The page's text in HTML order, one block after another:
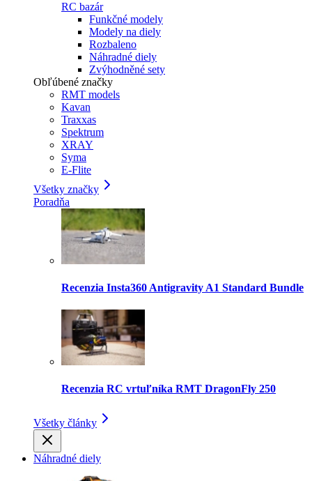
RC bazár
Funkčné modely
Modely na diely
Rozbaleno
Náhradné diely
Zvýhodněné sety
Obľúbené značky
RMT models
Kavan
Traxxas
Spektrum
XRAY
Syma
E-Flite
Všetky značky
Poradňa
Recenzia Insta360 Antigravity A1 Standard Bundle
Recenzia RC vrtuľníka RMT DragonFly 250
Všetky články
Náhradné diely